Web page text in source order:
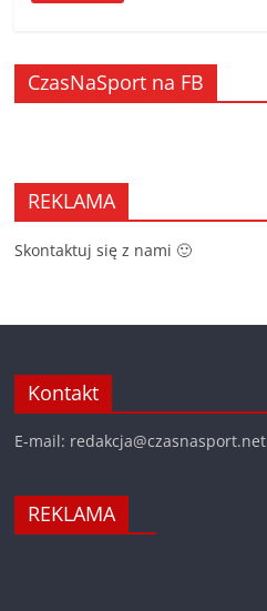
CzasNaSport na FB
REKLAMA
Skontaktuj się z nami 🙂
Kontakt
E-mail: redakcja@czasnasport.net
REKLAMA